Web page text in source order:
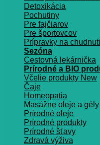
Detoxikácia
Pochutiny
Pre fajčiarov
Pre športovcov
Prípravky na
Sezóna
Cestovná lekárnička
Prírodné a BIO
Včelie produkty
Čaje
Homeopatia
Masážne oleje a gély
Prírodné oleje
Prírodné produkty
Prírodné šťavy
Zdravá výživa